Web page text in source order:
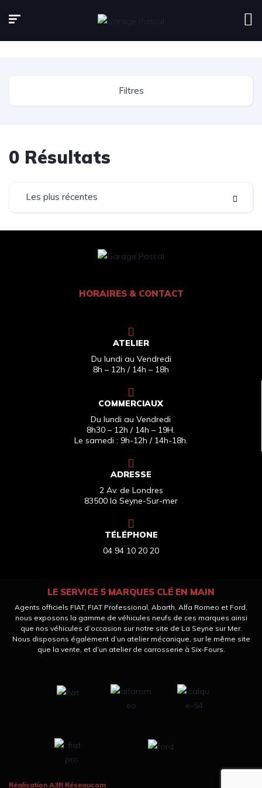
Page d'accueil Inventaire
Filtres
0 Résultats
Les plus récentes
HORAIRES & CONTACT
ATELIER
Du lundi au Vendredi
8h – 12h / 14h – 18h
COMMERCIAUX
Du lundi au Vendredi
8h30 – 12h / 14h – 19H.
Le samedi : 9h-12h / 14h-18h.
ADRESSE
2 Av. de Londres
83500 la Seyne-Sur-mer
TÉLÉPHONE
04 94 10 20 20
LE SERVICE 5 MARQUES CLÉ EN MAIN
Agents officiels FIAT, FIAT Professional, Abarth, Alfa Romeo et Ford,
nous exposons la gamme de véhicules neufs de ces marques ainsi
que nos véhicules d’occasion sur notre site de La Seyne sur Mer.
Nous disposons également d’un atelier mécanique, sur le même site
que la vente, et d’un atelier de carrosserie à Six-Fours.
Réalisation A3R Réseaucom